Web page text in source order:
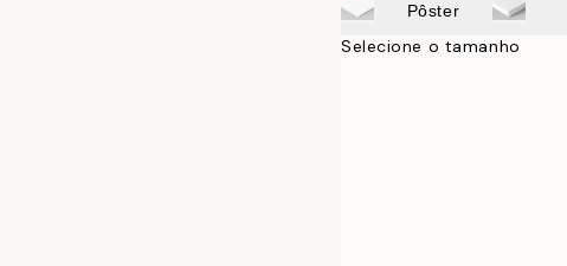
Pôster
Selecione o tamanho